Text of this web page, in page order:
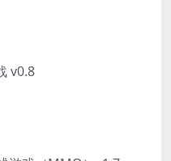
v0.8